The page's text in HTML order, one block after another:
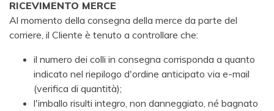
RICEVIMENTO MERCE
Al momento della consegna della merce da parte del
corriere, il Cliente è tenuto a controllare che:
il numero dei colli in consegna corrisponda a quanto
indicato nel riepilogo d'ordine anticipato via e-mail
(verifica di quantità);
l'imballo risulti integro, non danneggiato, né bagnato